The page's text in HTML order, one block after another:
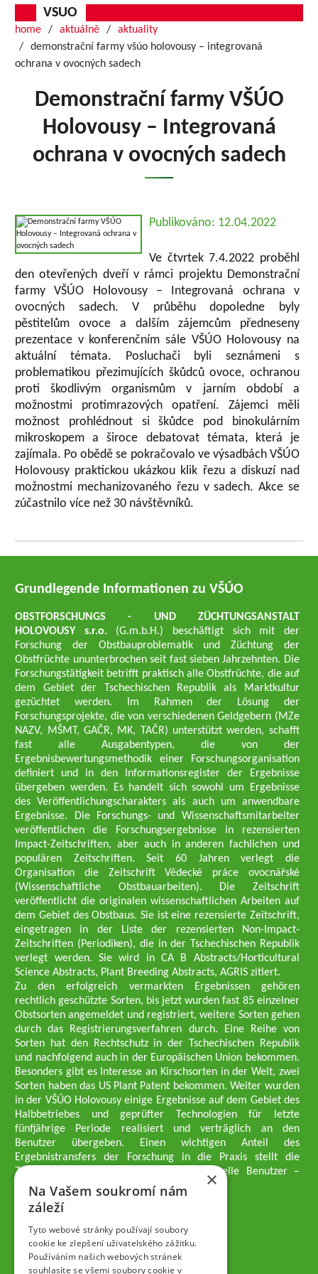
VSUO
home aktuálně
aktuality
demonstrační farmy všúo holovousy – integrovaná
ochrana v ovocných sadech
Demonstrační farmy VŠÚO
Holovousy – Integrovaná
ochrana v ovocných sadech
Publikováno: 12.04.2022
Ve čtvrtek 7.4.2022 proběhl
den otevřených dveří v rámci projektu Demonstrační
farmy VŠÚO Holovousy – Integrovaná ochrana v
ovocných sadech. V průběhu dopoledne byly
pěstitelům ovoce a dalším zájemcům předneseny
prezentace v konferenčním sále VŠÚO Holovousy na
aktuální témata. Posluchači byli seznámeni s
problematikou přezimujících škůdců ovoce, ochranou
proti škodlivým organismům v jarním období a
možnostmi protimrazových opatření. Zájemci měli
možnost prohlédnout si škůdce pod binokulárním
mikroskopem a široce debatovat témata, která je
zajímala. Po obědě se pokračovalo ve výsadbách VŠÚO
Holovousy praktickou ukázkou klik řezu a diskuzí nad
možnostmi mechanizovaného řezu v sadech. Akce se
zúčastnilo více než 30 návštěvníků.
Grundlegende Informationen zu VŠÚO
OBSTFORSCHUNGS - UND ZÜCHTUNGSANSTALT
HOLOVOUSY s.r.o. (G.m.b.H.) beschäftigt sich mit der
Forschung der Obstbauproblematik und Züchtung der
Obstfrüchte ununterbrochen seit fast sieben Jahrzehnten. Die
Forschungstätigkeit betrifft praktisch alle Obstfrüchte, die auf
dem Gebiet der Tschechischen Republik als Marktkultur
gezüchtet werden. Im Rahmen der Lösung der
Forschungsprojekte, die von verschiedenen Geldgebern (MZe
NAZV, MŠMT, GAČR, MK, TAČR) unterstützt werden, schafft
fast alle Ausgabentypen, die von der
Ergebnisbewertungsmethodik einer Forschungsorganisation
definiert und in den Informationsregister der Ergebnisse
übergeben werden. Es handelt sich sowohl um Ergebnisse
des Veröffentlichungscharakters als auch um anwendbare
Ergebnisse. Die Forschungs- und Wissenschaftsmitarbeiter
veröffentlichen die Forschungsergebnisse in rezensierten
Impact-Zeitschriften, aber auch in anderen fachlichen und
populären Zeitschriften. Seit 60 Jahren verlegt die
Organisation die Zeitschrift Vědecké práce ovocnářské
(Wissenschaftliche Obstbauarbeiten). Die Zeitschrift
veröffentlicht die originalen wissenschaftlichen Arbeiten auf
dem Gebiet des Obstbaus. Sie ist eine rezensierte Zeitschrift,
eingetragen in der Liste der rezensierten Non-Impact-
Zeitschriften (Periodiken), die in der Tschechischen Republik
verlegt werden. Sie wird in CA B Abstracts/Horticultural
Science Abstracts, Plant Breeding Abstracts, AGRIS zitiert.
Zu den erfolgreich vermarkten Ergebnissen gehören
rechtlich geschützte Sorten, bis jetzt wurden fast 85 einzelner
Obstsorten angemeldet und registriert, weitere Sorten gehen
durch das Registrierungsverfahren durch. Eine Reihe von
Sorten hat den Rechtschutz in der Tschechischen Republik
und nachfolgend auch in der Europäischen Union bekommen.
Besonders gibt es Interesse an Kirschsorten in der Welt, zwei
Sorten haben das US Plant Patent bekommen. Weiter wurden
in der VŠÚO Holovousy einige Ergebnisse auf dem Gebiet des
Halbbetriebes und geprüfter Technologien für letzte
fünfjährige Periode realisiert und verträglich an den
Benutzer übergeben. Einen wichtigen Anteil des
Ergebnistransfers der Forschung in die Praxis stellt die
Züchtungsmethodik dar, die an professionelle Benutzer –
professionelle Obstzüchter übergeben wird.
Geschäftsführer der Gesellschaft
Dipl.-Ing. Tomáš Zmeškal
Dipl.-Ing. Jaroslav Vácha
Gesellschafter
Dipl.-Ing. Jan Blažek, CS c.
×
Na Vašem soukromí nám
záleží
Tyto webové stránky používají soubory
cookie ke zlepšení uživatelského zážitku.
Používáním našich webových stránek
souhlasíte se všemi soubory cookie v